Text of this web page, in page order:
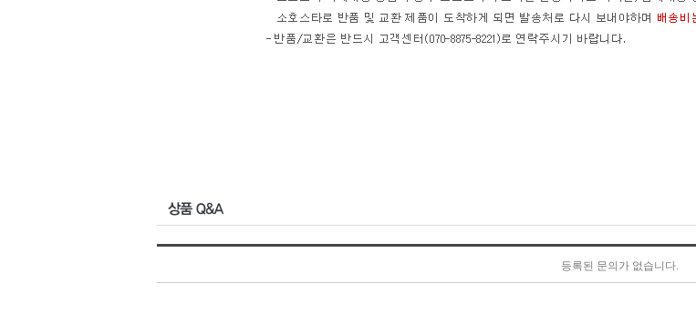
등록된 문의가 없습니다.